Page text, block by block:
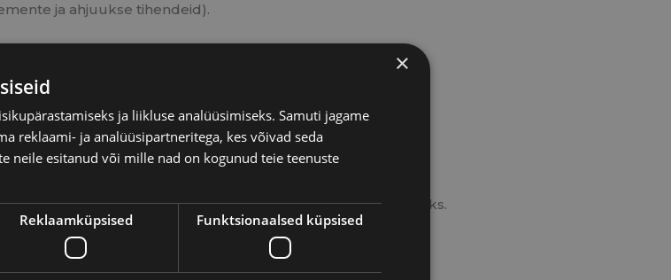
ja ahjuukse tihendeid).
Sooda lagundab rasva ja kõrbenud mustuse.
soodaga, tekitades kerge vahu. Pühkige ahi uuesti puhtaks.
×
ja liikluse analüüsimiseks. Samuti jagame
reklaami- ja analüüsipartneritega, kes võivad seda
neile esitanud või mille nad on kogunud teie teenuste
Reklaamküpsised Funktsionaalsed küpsised